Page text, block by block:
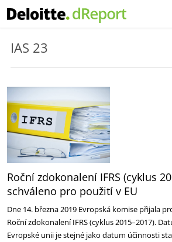
IAS 23
Roční zdokonalení IFRS (cyklus
schváleno pro použití v EU
Dne 14. března 2019 Evropská komise přijala
Roční zdokonalení IFRS (cyklus 2015–2017).
Evropské unii je stejné jako datum účinnosti